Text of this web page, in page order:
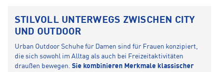
STILVOLL UNTERWEGS ZWISCHEN CITY
UND OUTDOOR
Urban Outdoor Schuhe für Damen sind für Frauen konzipiert,
die sich sowohl im Alltag als auch bei Freizeitaktivitäten
draußen bewegen. Sie kombinieren Merkmale klassischer